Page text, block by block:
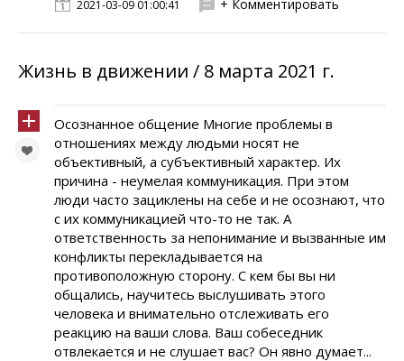
2021-03-09 01:00:41 + Комментировать
Жизнь в движении / 8 марта 2021 г.
Осознанное общение Многие проблемы в
отношениях между людьми носят не
объективный, а субъективный характер. Их
причина - неумелая коммуникация. При этом
люди часто зациклены на себе и не осознают, что
с их коммуникацией что-то не так. А
ответственность за непонимание и вызванные им
конфликты перекладывается на
противоположную сторону. С кем бы вы ни
общались, научитесь выслушивать этого
человека и внимательно отслеживать его
реакцию на ваши слова. Ваш собеседник
отвлекается и не слушает вас? Он явно думает...